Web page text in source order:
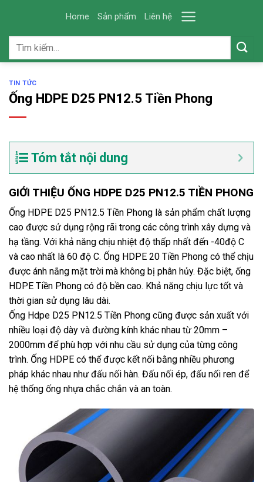
content
Home Sản phẩm Liên hệ
Tìm
TIN TỨC
Ống HDPE D25 PN12.5 Tiền Phong
Tóm tắt nội dung
GIỚI THIỆU ỐNG HDPE D25 PN12.5 TIỀN PHONG
Ống HDPE D25 PN12.5 Tiền Phong là sản phẩm chất lượng
cao được sử dụng rộng rãi trong các công trình xây dựng và
hạ tầng. Với khả năng chịu nhiệt độ thấp nhất đến -40độ C
và cao nhất là 60 độ C. Ống HDPE 20 Tiền Phong có thể chịu
được ánh nắng mặt trời mà không bị phân hủy. Đặc biệt, ống
HDPE Tiền Phong có độ bền cao. Khả năng chịu lực tốt và
thời gian sử dụng lâu dài.
Ống Hdpe D25 PN12.5 Tiền Phong cũng được sản xuất với
nhiều loại độ dày và đường kính khác nhau từ 20mm –
2000mm để phù hợp với nhu cầu sử dụng của từng công
trình. Ống HDPE có thể được kết nối bằng nhiều phương
pháp khác nhau như đấu nối hàn. Đấu nối ép, đấu nối ren để
hệ thống ống nhựa chắc chắn và an toàn.